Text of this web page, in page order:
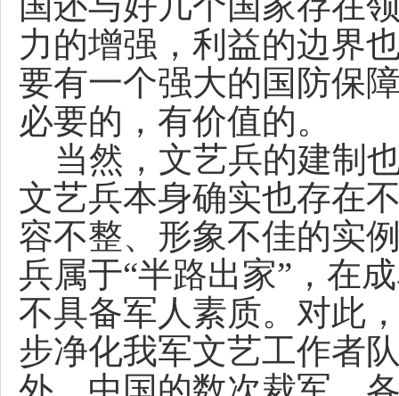
力的增强，利益的边界
要有一个强大的国防保
必要的，有价值的。
当然，文艺兵的建制
文艺兵本身确实也存在
容不整、形象不佳的实
兵属于“半路出家”，在
不具备军人素质。对此
步净化我军文艺工作者